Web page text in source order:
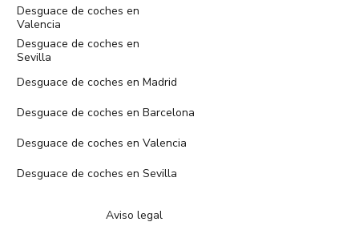
Desguace de coches en
Valencia
Desguace de coches en
Sevilla
Desguace de coches en Madrid
Desguace de coches en Barcelona
Desguace de coches en Valencia
Desguace de coches en Sevilla
Aviso legal